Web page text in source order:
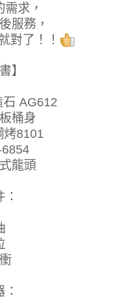
求，
服務，
對了！！
】
AG612
桶身
烤8101
龍頭